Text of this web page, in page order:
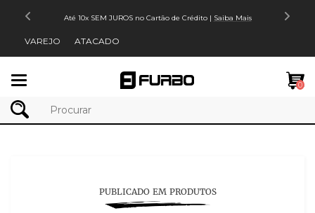
Até 10x SEM JUROS no Cartão de Crédito | Saiba Mais
VAREJO ATACADO
0
PUBLICADO EM PRODUTOS